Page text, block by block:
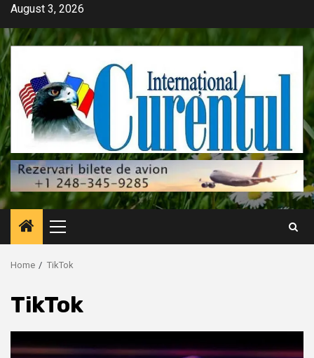
Skip
content
August 3, 2026
Primary
Menu
Home TikTok
TikTok